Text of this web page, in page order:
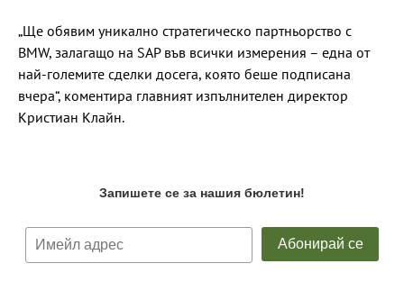
„Ще обявим уникално стратегическо партньорство с
BMW, залагащо на SAP във всички измерения – една от
най-големите сделки досега, която беше подписана
вчера“, коментира главният изпълнителен директор
Кристиан Клайн.